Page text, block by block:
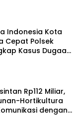
Indonesia Kota
Cepat Polsek
Kasus Dugaan
Rp112 Miliar,
Hortikultura
dengan